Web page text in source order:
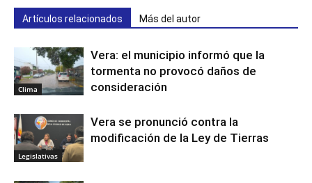
Artículos relacionados Más del autor
Clima
Vera: el municipio informó que la
tormenta no provocó daños de
consideración
Legislativas
Vera se pronunció contra la
modificación de la Ley de Tierras